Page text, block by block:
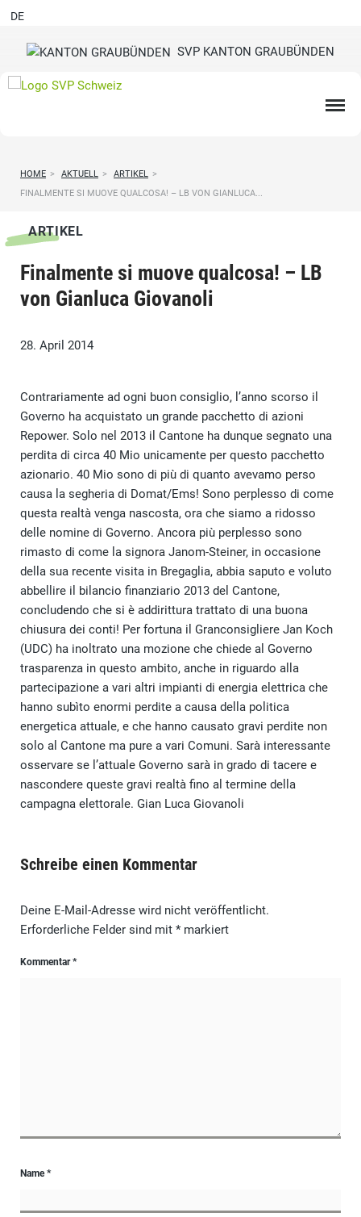
SVP KANTON GRAUBÜNDEN
DE
HOME > AKTUELL > ARTIKEL >
FINALMENTE SI MUOVE QUALCOSA! – LB VON GIANLUCA...
ARTIKEL
Finalmente si muove qualcosa! – LB
von Gianluca Giovanoli
28. April 2014
Contrariamente ad ogni buon consiglio, l’anno scorso il
Governo ha acquistato un grande pacchetto di azioni
Repower. Solo nel 2013 il Cantone ha dunque segnato una
perdita di circa 40 Mio unicamente per questo pacchetto
azionario. 40 Mio sono di più di quanto avevamo perso
causa la segheria di Domat/Ems! Sono perplesso di come
questa realtà venga nascosta, ora che siamo a ridosso
delle nomine di Governo. Ancora più perplesso sono
rimasto di come la signora Janom-Steiner, in occasione
della sua recente visita in Bregaglia, abbia saputo e voluto
abbellire il bilancio finanziario 2013 del Cantone,
concludendo che si è addirittura trattato di una buona
chiusura dei conti! Per fortuna il Granconsigliere Jan Koch
(UDC) ha inoltrato una mozione che chiede al Governo
trasparenza in questo ambito, anche in riguardo alla
partecipazione a vari altri impianti di energia elettrica che
hanno subìto enormi perdite a causa della politica
energetica attuale, e che hanno causato gravi perdite non
solo al Cantone ma pure a vari Comuni. Sarà interessante
osservare se l’attuale Governo sarà in grado di tacere e
nascondere queste gravi realtà fino al termine della
campagna elettorale. Gian Luca Giovanoli
Schreibe einen Kommentar
Deine E-Mail-Adresse wird nicht veröffentlicht.
Erforderliche Felder sind mit *markiert
Kommentar*
Name*